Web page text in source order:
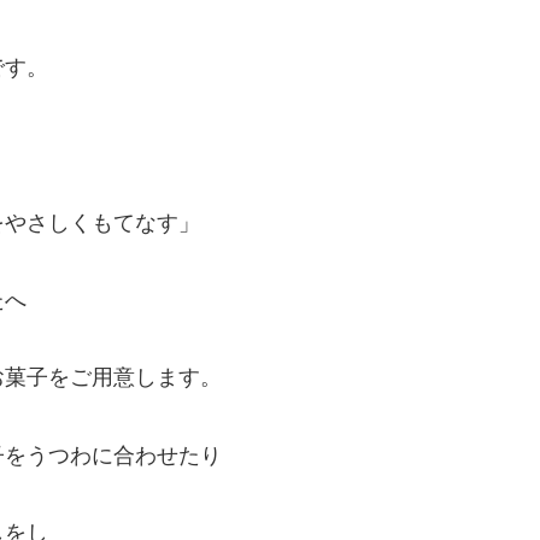
。
さしくもてなす」
へ
をご用意します。ㅤ
うつわに合わせたり
し